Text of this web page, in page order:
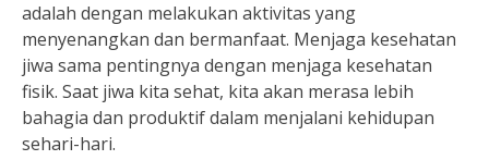
adalah dengan melakukan aktivitas yang
menyenangkan dan bermanfaat. Menjaga kesehatan
jiwa sama pentingnya dengan menjaga kesehatan
fisik. Saat jiwa kita sehat, kita akan merasa lebih
bahagia dan produktif dalam menjalani kehidupan
sehari-hari.